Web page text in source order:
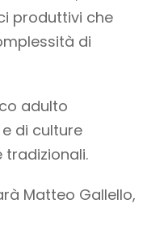
produttivi che
di
adulto
di culture
Matteo Gallello,